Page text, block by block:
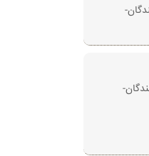
تولیدکنندگان-